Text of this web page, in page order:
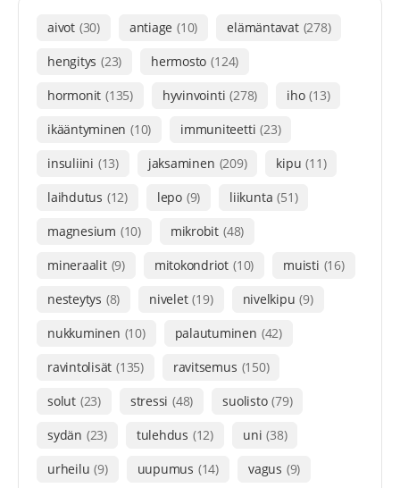
aivot (30) antiage (10) elämäntavat (278)
hengitys (23) hermosto (124)
hormonit (135) hyvinvointi (278) iho (13)
ikääntyminen (10) immuniteetti (23)
insuliini (13) jaksaminen (209) kipu (11)
laihdutus (12) lepo (9) liikunta (51)
magnesium (10) mikrobit (48)
mineraalit (9) mitokondriot (10) muisti (16)
nesteytys (8) nivelet (19) nivelkipu (9)
nukkuminen (10) palautuminen (42)
ravintolisät (135) ravitsemus (150)
solut (23) stressi (48) suolisto (79)
sydän (23) tulehdus (12) uni (38)
urheilu (9) uupumus (14) vagus (9)